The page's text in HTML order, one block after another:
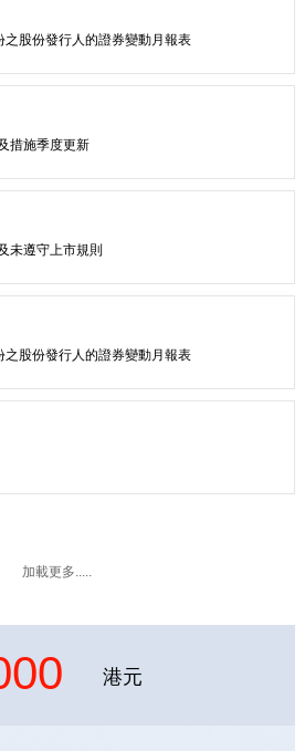
股份發行人的證券變動月報表
措施季度更新
未遵守上市規則
股份發行人的證券變動月報表
加載更多.....
港元